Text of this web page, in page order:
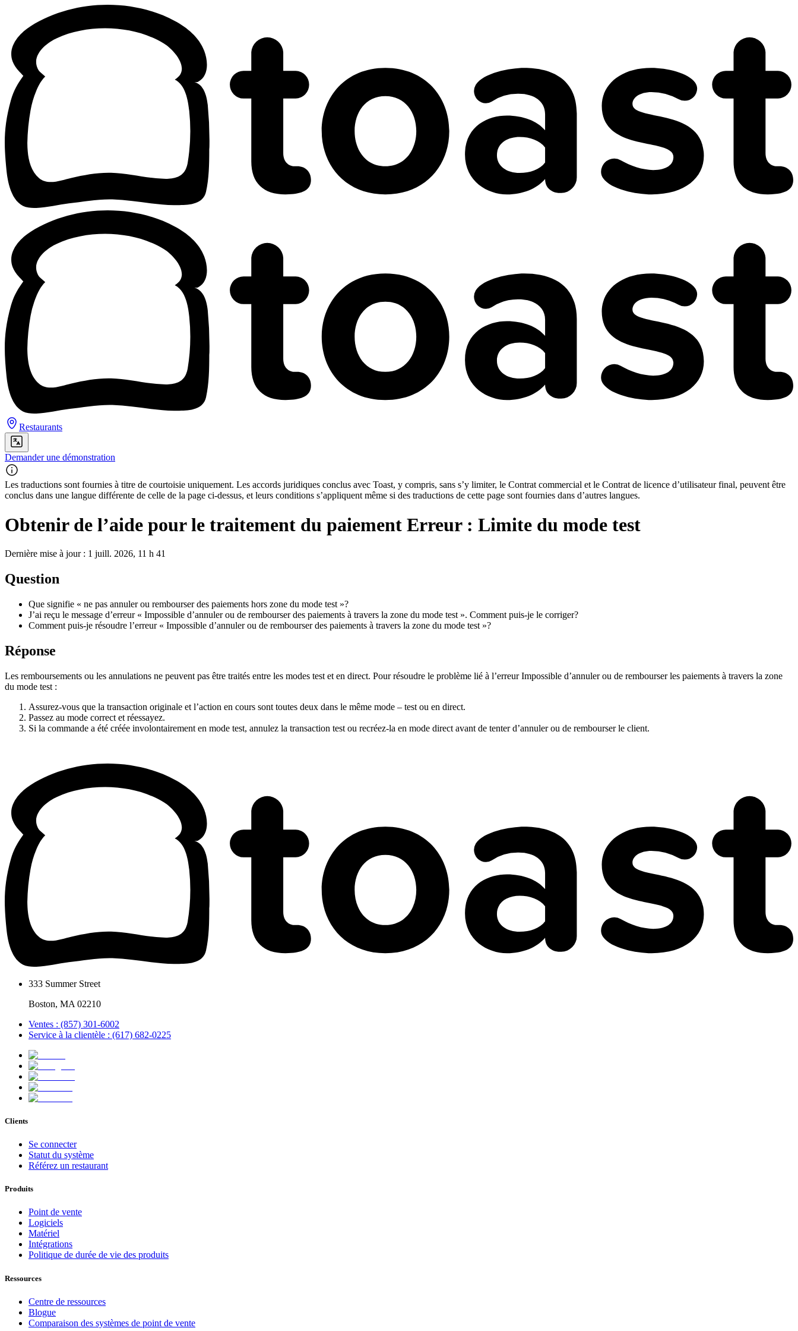
Restaurants
Demander une démonstration
Les traductions sont fournies à titre de courtoisie uniquement. Les accords juridiques conclus avec Toast, y compris, sans s’y limiter, le Contrat commercial et le Contrat de licence d’utilisateur final, peuvent être
conclus dans une langue différente de celle de la page ci-dessus, et leurs conditions s’appliquent même si des traductions de cette page sont fournies dans d’autres langues.
Obtenir de l’aide pour le traitement du paiement Erreur : Limite du mode test
Dernière mise à jour : 1 juill. 2026, 11 h 41
Question
Que signifie « ne pas annuler ou rembourser des paiements hors zone du mode test »?
J’ai reçu le message d’erreur « Impossible d’annuler ou de rembourser des paiements à travers la zone du mode test ». Comment puis-je le corriger?
Comment puis-je résoudre l’erreur « Impossible d’annuler ou de rembourser des paiements à travers la zone du mode test »?
Réponse
Les remboursements ou les annulations ne peuvent pas être traités entre les modes test et en direct. Pour résoudre le problème lié à l’erreur Impossible d’annuler ou de rembourser les paiements à travers la zone
du mode test :
Assurez-vous que la transaction originale et l’action en cours sont toutes deux dans le même mode – test ou en direct.
Passez au mode correct et réessayez.
Si la commande a été créée involontairement en mode test, annulez la transaction test ou recréez-la en mode direct avant de tenter d’annuler ou de rembourser le client.
333 Summer Street
Boston, MA 02210
Ventes : (857) 301-6002
Service à la clientèle : (617) 682-0225
Clients
Se connecter
Statut du système
Référez un restaurant
Produits
Point de vente
Logiciels
Matériel
Intégrations
Politique de durée de vie des produits
Ressources
Centre de ressources
Blogue
Comparaison des systèmes de point de vente